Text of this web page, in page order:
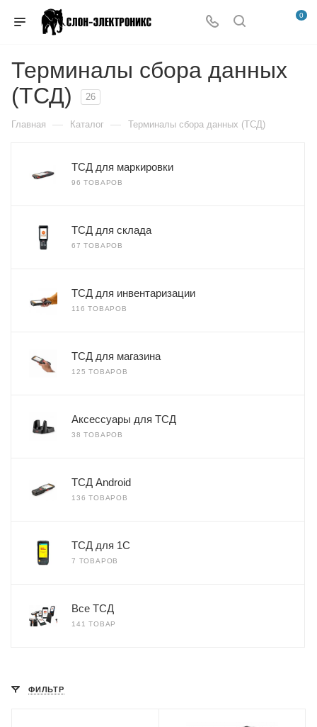
0
Терминалы сбора данных
(ТСД)
26
Главная — Каталог — Терминалы сбора данных (ТСД)
ТСД для маркировки
96 ТОВАРОВ
ТСД для склада
67 ТОВАРОВ
ТСД для инвентаризации
116 ТОВАРОВ
ТСД для магазина
125 ТОВАРОВ
Аксессуары для ТСД
38 ТОВАРОВ
ТСД Android
136 ТОВАРОВ
ТСД для 1С
7 ТОВАРОВ
Все ТСД
141 ТОВАР
ФИЛЬТР